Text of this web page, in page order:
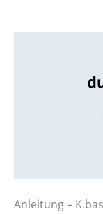
Anleitung –